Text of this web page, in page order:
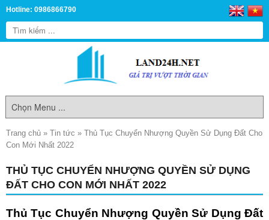
Hotline: 0986866790
Trang chủ » Tin tức » Thủ Tục Chuyển Nhượng Quyền Sử Dụng Đất Cho
Con Mới Nhất 2022
THỦ TỤC CHUYỂN NHƯỢNG QUYỀN SỬ DỤNG
ĐẤT CHO CON MỚI NHẤT 2022
Thủ Tục Chuyển Nhượng Quyền Sử Dụng Đất